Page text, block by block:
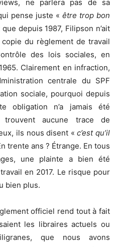
ne parlera pas de sa
pense juste « être trop bon
que depuis 1987, Filipson n’ait
du règlement de travail
des lois sociales, en
Clairement en infraction,
centrale du SPF
sociale, pourquoi depuis
obligation n’a jamais été
aucune trace de
ils nous disent «c’est qu’il
trente ans ? Étrange. En tous
une plainte a bien été
en 2017. Le risque pour
bien plus.
officiel rend tout à fait
les libraires actuels ou
que nous avons